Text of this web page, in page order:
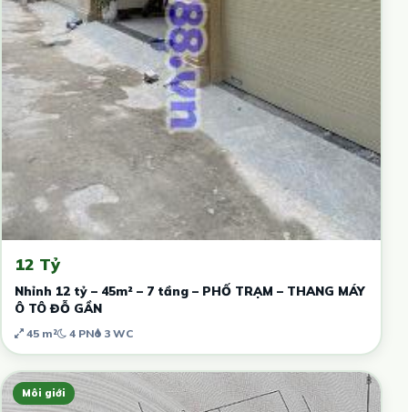
12 Tỷ
Nhỉnh 12 tỷ – 45m² – 7 tầng – PHỐ TRẠM – THANG MÁY
Ô TÔ ĐỖ GẦN
45 m² 4 PN 3 WC
Môi giới